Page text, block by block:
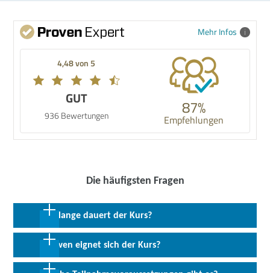
Mehr Infos
4,48 von 5
GUT
936 Bewertungen 87%
Empfehlungen
Die häufigsten Fragen
Wie lange dauert der Kurs?
33 Monate in Teilzeit inkl. 18 Monate Praktikum
Für wen eignet sich der Kurs?